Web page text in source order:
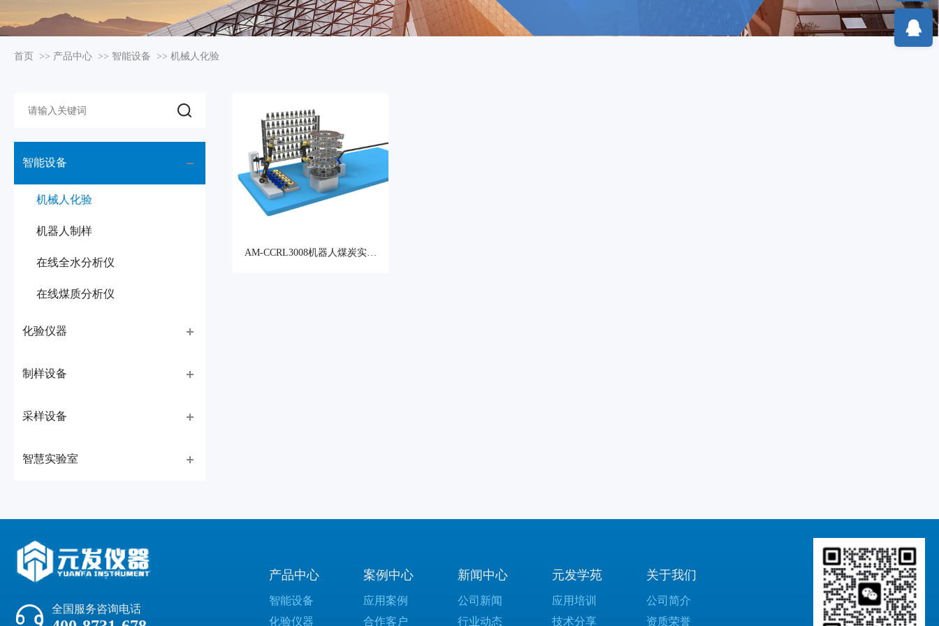
首页 >> 产品中心 >> 智能设备 >> 机械人化验
智能设备
机械人化验
机器人制样
在线全水分析仪
在线煤质分析仪
化验仪器
制样设备
采样设备
智慧实验室
AM-CCRL3008机器人煤炭实验
全国服务咨询电话
产品中心
智能设备
化验仪器
案例中心
应用案例
合作客户
新闻中心
公司新闻
行业动态
元发学苑
应用培训
技术分享
关于我们
公司简介
资质荣誉